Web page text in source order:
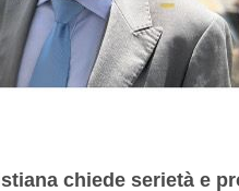
chiede serietà e